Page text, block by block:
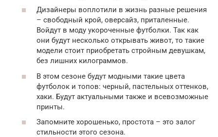
Дизайнеры воплотили в жизнь разные решения
– свободный крой, оверсайз, приталенные.
Войдут в моду укороченные футболки. Так как
они будут несколько открывать живот, то такие
модели стоит приобретать стройным девушкам,
без лишних килограммов.
В этом сезоне будут модными такие цвета
футболок и топов: черный, пастельных оттенков,
хаки. Будут актуальными также и всевозможные
принты.
Запомните хорошенько, простота – это залог
стильности этого сезона.